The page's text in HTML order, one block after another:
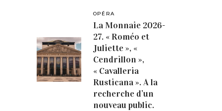
OPÉRA
La Monnaie 2026-
27. « Roméo et
Juliette », «
Cendrillon »,
« Cavalleria
Rusticana ». A la
recherche d’un
nouveau public.